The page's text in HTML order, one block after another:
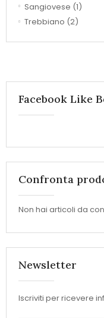
Sangiovese (1)
Trebbiano (2)
Facebook Like
Confronta
Non hai articoli da
Newsletter
Iscriviti per ricevere